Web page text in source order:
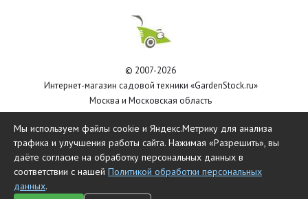
© 2007-2026
Интернет-магазин садовой техники «GardenStock.ru»
Москва и Московская область
Мы используем файлы cookie и Яндекс.Метрику для анализа
трафика и улучшения работы сайта. Нажимая «Разрешить», вы
даёте согласие на обработку персональных данных в
соответствии с нашей Политикой обработки персональных
данных.